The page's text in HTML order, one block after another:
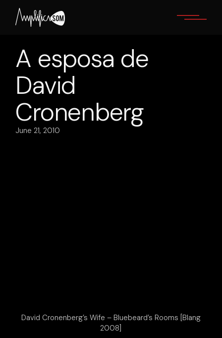
content
A esposa de
David
Cronenberg
June 21, 2010
David Cronenberg’s Wife – Bluebeard’s Rooms [Blang
2008]